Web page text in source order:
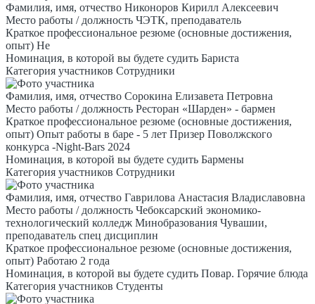
Фамилия, имя, отчество Никоноров Кирилл Алексеевич
Место работы / должность ЧЭТК, преподаватель
Краткое профессиональное резюме (основные достижения,
опыт) Не
Номинация, в которой вы будете судить Бариста
Категория участников Сотрудники
Фамилия, имя, отчество Сорокина Елизавета Петровна
Место работы / должность Ресторан «Шарден» - бармен
Краткое профессиональное резюме (основные достижения,
опыт) Опыт работы в баре - 5 лет Призер Поволжского
конкурса -Night-Bars 2024
Номинация, в которой вы будете судить Бармены
Категория участников Сотрудники
Фамилия, имя, отчество Гаврилова Анастасия Владиславовна
Место работы / должность Чебоксарский экономико-
технологический колледж Минобразования Чувашии,
преподаватель спец дисциплин
Краткое профессиональное резюме (основные достижения,
опыт) Работаю 2 года
Номинация, в которой вы будете судить Повар. Горячие блюда
Категория участников Студенты